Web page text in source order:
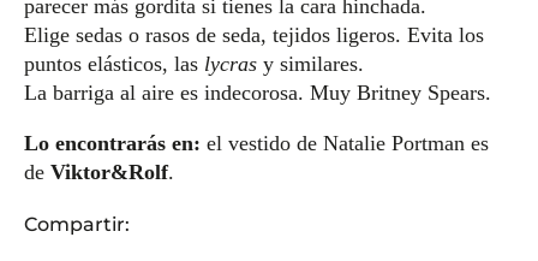
parecer más gordita si tienes la cara hinchada.
Elige sedas o rasos de seda, tejidos ligeros. Evita los
puntos elásticos, las lycras y similares.
La barriga al aire es indecorosa. Muy Britney Spears.
Lo encontrarás en: el vestido de Natalie Portman es
de Viktor&Rolf.
Compartir: